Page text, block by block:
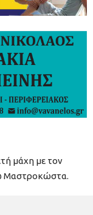
μάχη με τον
Μαστροκώστα.